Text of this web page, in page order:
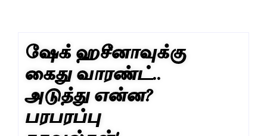
ஷேக் ஹசீனாவுக்கு
கைது வாரண்ட்..
அடுத்து என்ன?
பரபரப்பு